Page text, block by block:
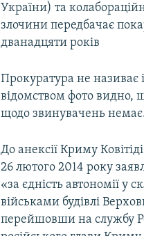
України) та
злочини передбачає
дванадцяти років
Прокуратура не називає
відомством фото видно,
щодо звинувачень
До анексії Криму
26 лютого 2014 року
«за єдність автономії у
військами будівлі
перейшовши на службу